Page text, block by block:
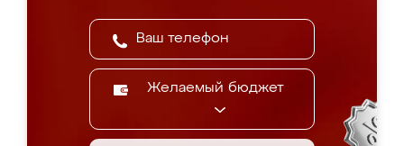
Желаемый бюджет